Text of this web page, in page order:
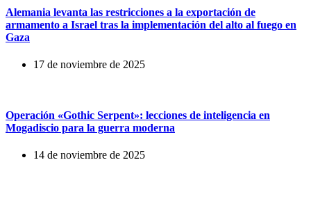
Alemania levanta las restricciones a la exportación de
armamento a Israel tras la implementación del alto al fuego en
Gaza
17 de noviembre de 2025
Operación «Gothic Serpent»: lecciones de inteligencia en
Mogadiscio para la guerra moderna
14 de noviembre de 2025